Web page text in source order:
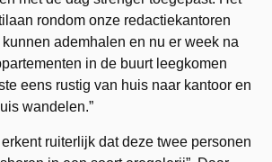
rondom onze redactiekantoren
ademhalen en nu er week na
in de buurt leegkomen
eens rustig van huis naar kantoor en
wandelen.”
ruiterlijk dat deze twee personen